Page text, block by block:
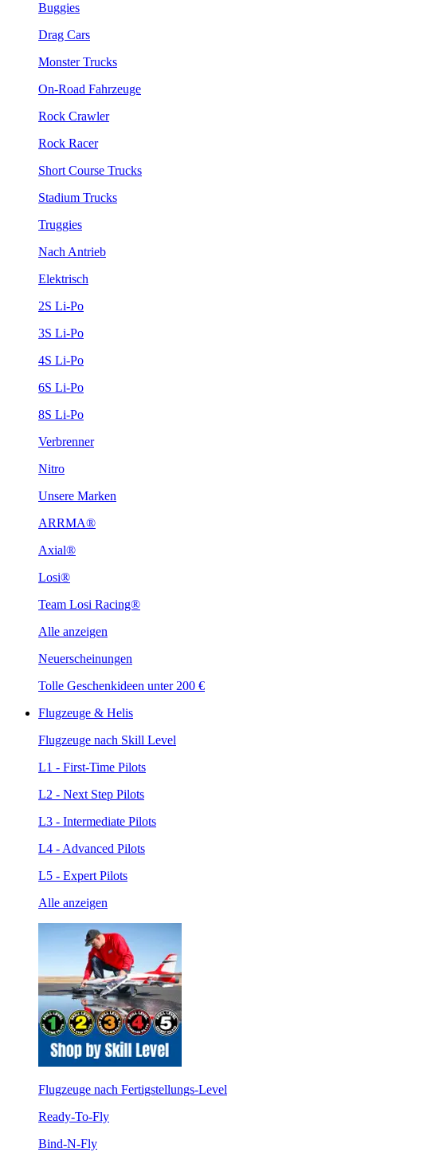
Buggies
Drag Cars
Monster Trucks
On-Road Fahrzeuge
Rock Crawler
Rock Racer
Short Course Trucks
Stadium Trucks
Truggies
Nach Antrieb
Elektrisch
2S Li-Po
3S Li-Po
4S Li-Po
6S Li-Po
8S Li-Po
Verbrenner
Nitro
Unsere Marken
ARRMA®
Axial®
Losi®
Team Losi Racing®
Alle anzeigen
Neuerscheinungen
Tolle Geschenkideen unter 200 €
Flugzeuge & Helis
Flugzeuge nach Skill Level
L1 - First-Time Pilots
L2 - Next Step Pilots
L3 - Intermediate Pilots
L4 - Advanced Pilots
L5 - Expert Pilots
Alle anzeigen
Flugzeuge nach Fertigstellungs-Level
Ready-To-Fly
Bind-N-Fly